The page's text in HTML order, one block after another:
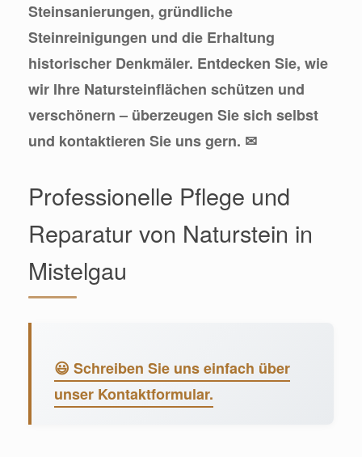
Steinsanierungen, gründliche
Steinreinigungen und die Erhaltung
historischer Denkmäler. Entdecken Sie, wie
wir Ihre Natursteinflächen schützen und
verschönern – überzeugen Sie sich selbst
und kontaktieren Sie uns gern. ✉
Professionelle Pflege und
Reparatur von Naturstein in
Mistelgau
😃 Schreiben Sie uns einfach über
unser Kontaktformular.